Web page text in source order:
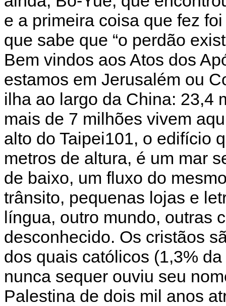
e a primeira coisa que fez
que sabe que “o perdão
Bem vindos aos Atos dos
estamos em Jerusalém ou
ilha ao largo da China: 23,4
mais de 7 milhões vivem
alto do Taipei101, o edifício
metros de altura, é um mar
de baixo, um fluxo do
trânsito, pequenas lojas e
língua, outro mundo, outras
desconhecido. Os cristãos
dos quais católicos (1,3%
nunca sequer ouviu seu
Palestina de dois mil anos